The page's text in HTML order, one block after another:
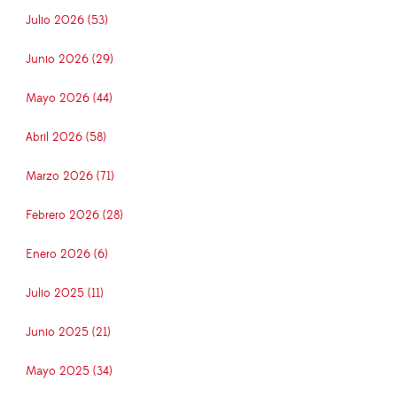
Julio 2026 (53)
Junio 2026 (29)
Mayo 2026 (44)
Abril 2026 (58)
Marzo 2026 (71)
Febrero 2026 (28)
Enero 2026 (6)
Julio 2025 (11)
Junio 2025 (21)
Mayo 2025 (34)